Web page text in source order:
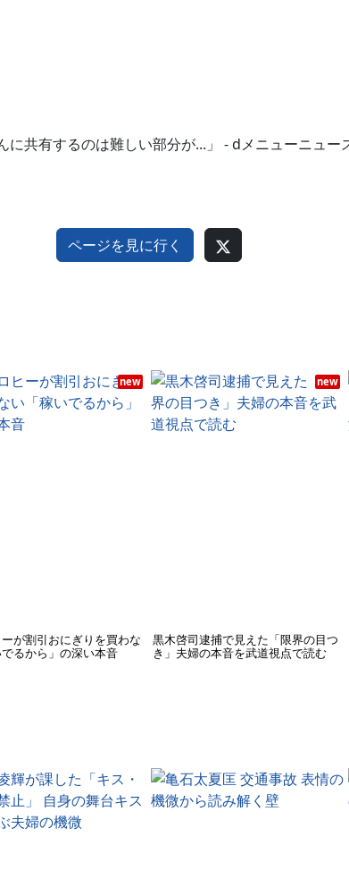
共有するのは難しい部分が...」 - dメニューニュ
ページを見に行く
new
が割引おにぎりを買わな
るから」の深い本音
new
黒木啓司逮捕で見えた「限界の目つ
き」夫婦の本音を武道視点で読む